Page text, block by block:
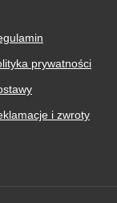
prywatności
i zwroty